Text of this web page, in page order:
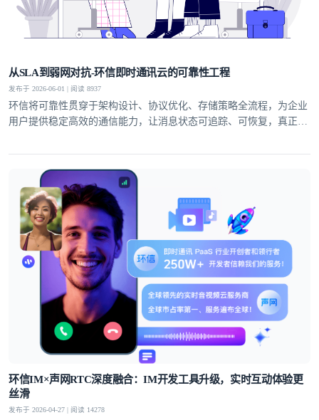
从SLA到弱网对抗-环信即时通讯云的可靠性工程
发布于 2026-06-01 | 阅读 8937
环信将可靠性贯穿于架构设计、协议优化、存储策略全流程，为企业
用户提供稳定高效的通信能力，让消息状态可追踪、可恢复，真正实
环信IM×声网RTC深度融合：IM开发工具升级，实时互动体验更
丝滑
发布于 2026-04-27 | 阅读 14278
我已阅读并同意 通讯云服务条款和 通讯云隐私政策
提交
不了，谢谢
登录客服云